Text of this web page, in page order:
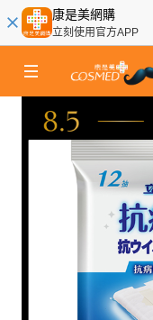
康是美網購
立刻使用官方APP